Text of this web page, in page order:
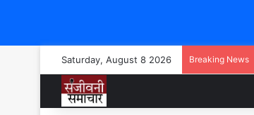
Saturday, August 8 2026 Breaking News